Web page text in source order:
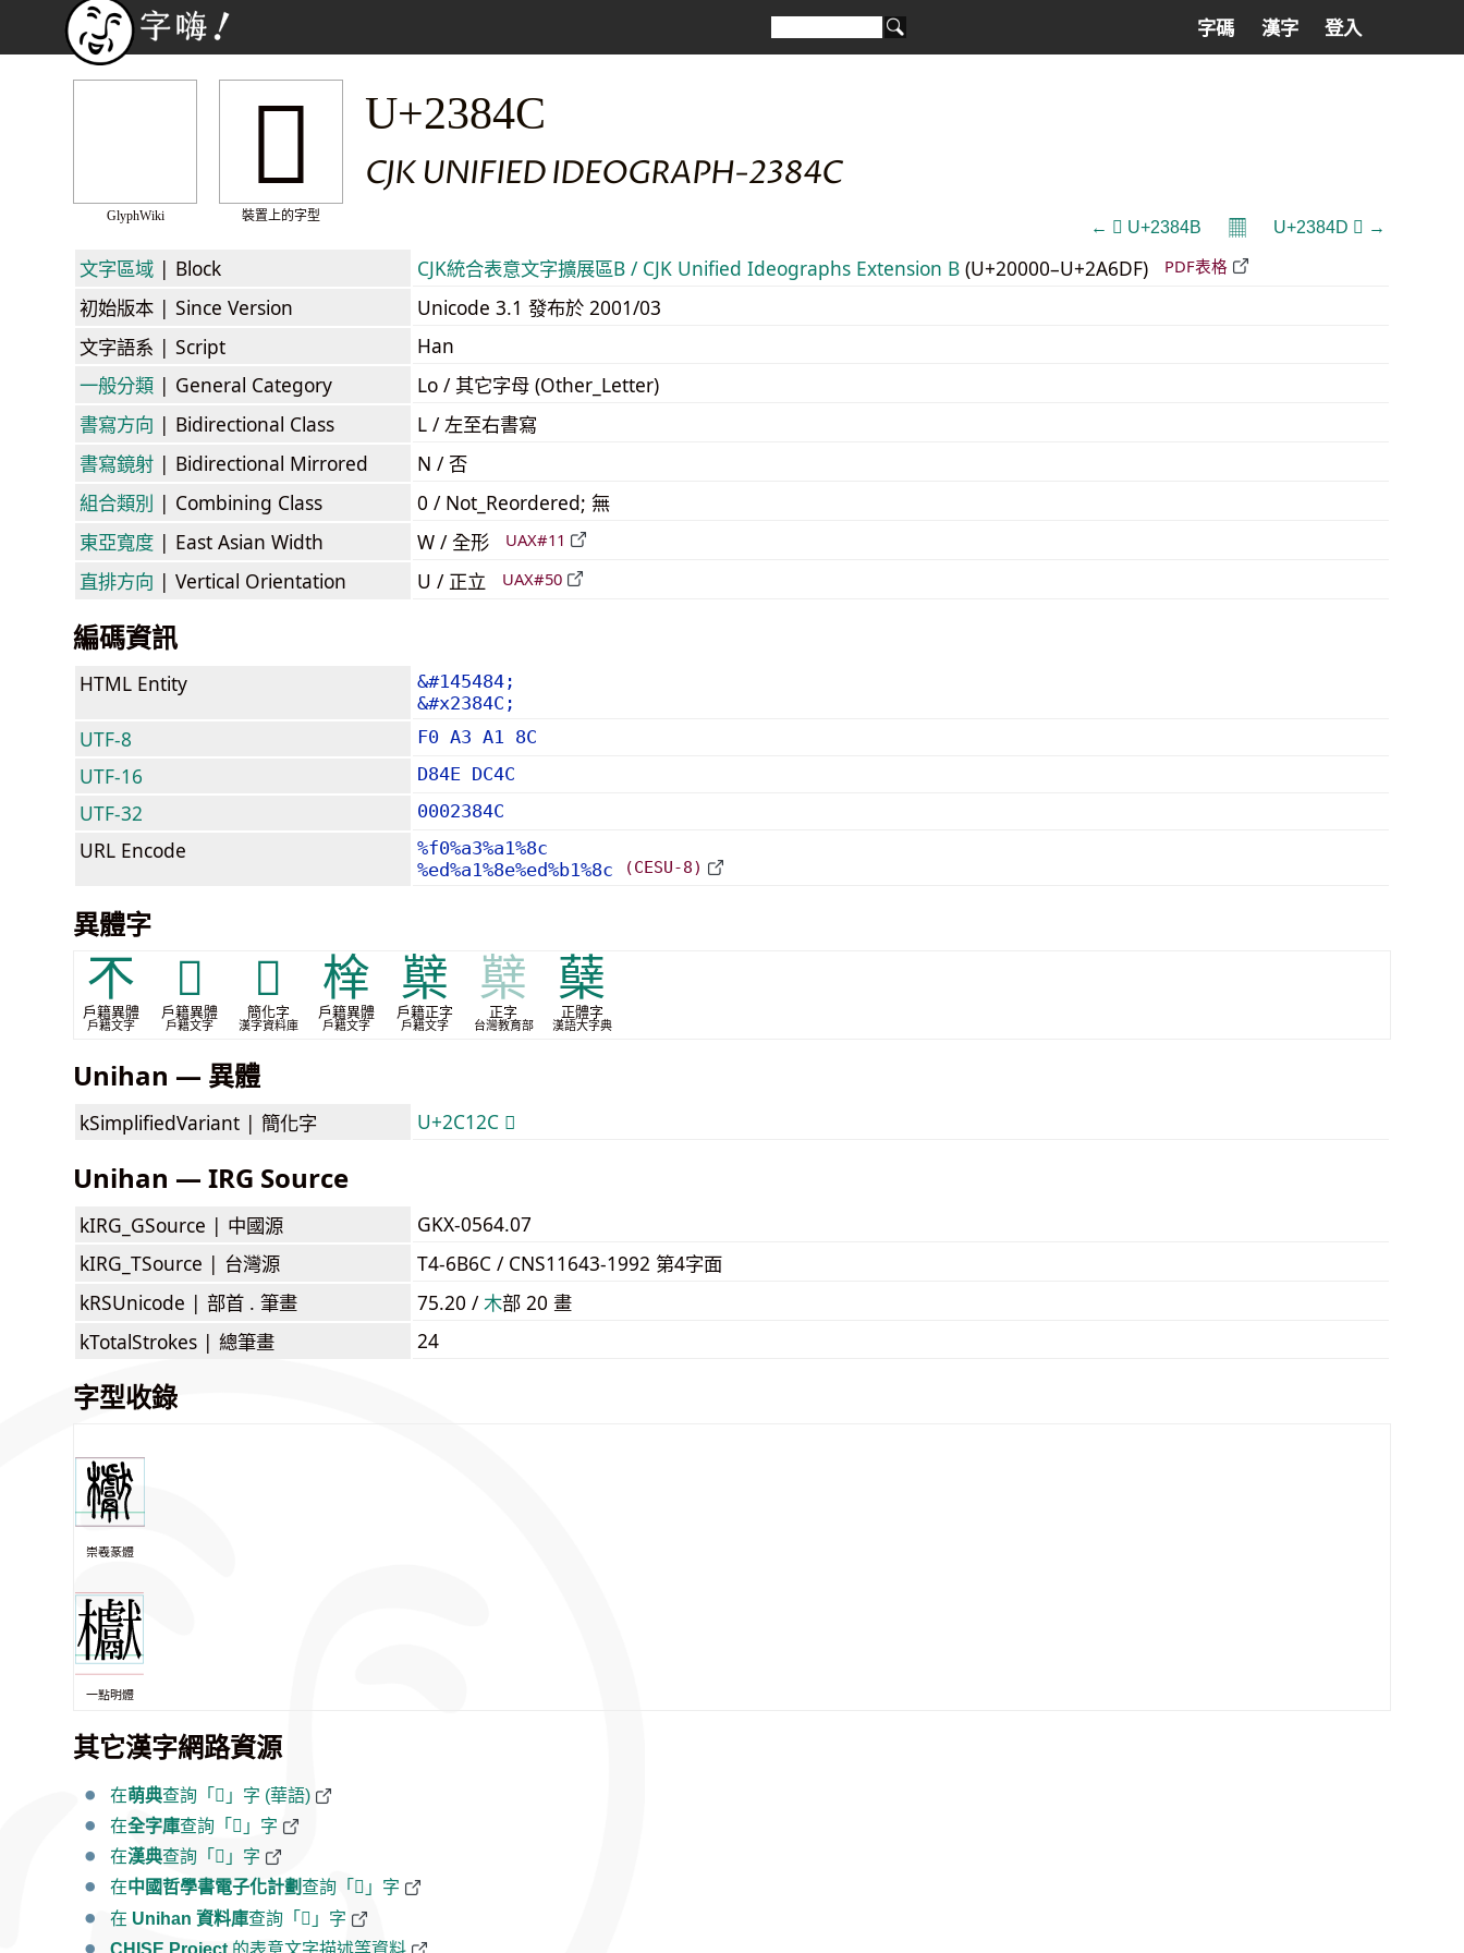
字碼 漢字 登入
GlyphWiki
𣡌
裝置上的字型
U+2384C
CJK UNIFIED IDEOGRAPH-2384C
← 𣡋 U+2384B 𝄜 U+2384D 𣡍 →
文字區域 | Block CJK統合表意文字擴展區B / CJK Unified Ideographs Extension B (U+20000–U+2A6DF) PDF表格
初始版本 | Since Version
Unicode 3.1 發布於 2001/03
文字語系 | Script
Han
一般分類 | General Category
Lo / 其它字母 (Other_Letter)
書寫方向 | Bidirectional Class
L / 左至右書寫
書寫鏡射 | Bidirectional Mirrored
N / 否
組合類別 | Combining Class
0 / Not_Reordered; 無
東亞寬度 | East Asian Width W / 全形 UAX#11
直排方向 | Vertical Orientation U / 正立 UAX#50
編碼資訊
HTML Entity
&#145484;
&#x2384C;
UTF-8 F0 A3 A1 8C
UTF-16 D84E DC4C
UTF-32 0002384C
URL Encode
%f0%a3%a1%8c
%ed%a1%8e%ed%b1%8c
(CESU-8)
異體字
𣎴
戶籍異體
戶籍文字
𣖂
戶籍異體
戶籍文字
𬄬
簡化字
漢字資料庫
㮆
戶籍異體
戶籍文字
櫱
戶籍正字
戶籍文字
櫱
正字
台灣教育部
蘖
正體字
漢語大字典
Unihan — 異體
kSimplifiedVariant | 簡化字 U+2C12C 𬄬
Unihan — IRG Source
kIRG_GSource | 中國源
GKX-0564.07
kIRG_TSource | 台灣源
T4-6B6C / CNS11643-1992 第4字面
kRSUnicode | 部首 . 筆畫 75.20 /⽊部 20 畫
kTotalStrokes | 總筆畫 24
字型收錄
崇羲篆體
一點明體
其它漢字網路資源
在萌典查詢「𣡌」字 (華語)
在全字庫查詢「𣡌」字
在漢典查詢「𣡌」字
在中國哲學書電子化計劃 查詢「𣡌」字
在 Unihan 資料庫查詢「𣡌」字
CHISE Project 的表意文字描述等資料